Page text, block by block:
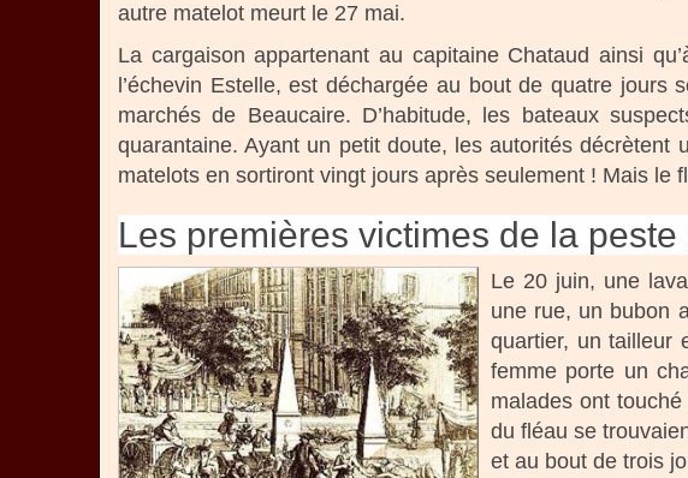
autre matelot meurt le 27 mai.
La cargaison appartenant au capitaine Chataud ainsi
l’échevin Estelle, est déchargée au bout de quatre
marchés de Beaucaire. D’habitude, les bateaux
quarantaine. Ayant un petit doute, les autorités décrètent
matelots en sortiront vingt jours après seulement ! Mais
Les premières victimes de la peste
Le 20 juin, une
une rue, un bubon
quartier, un tailleur
femme porte un
malades ont
du fléau se
et au bout de trois